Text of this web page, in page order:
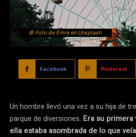
© Foto de Emre en Unsplash
Facebook Pinterest
Un hombre llevó una vez a su hija de
parque de diversiones. Era su primera
ella estaba asombrada de lo que